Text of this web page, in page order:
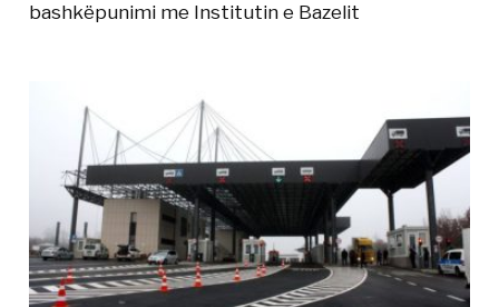
bashkëpunimi me Institutin e Bazelit